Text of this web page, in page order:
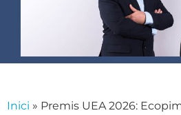
Inici » Premis UEA 2026: